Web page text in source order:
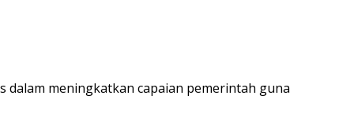
dalam meningkatkan capaian pemerintah guna